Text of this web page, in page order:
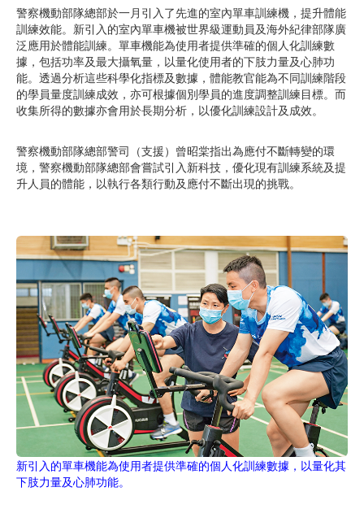
警察機動部隊總部於一月引入了先進的室內單車訓練機，提升體能
訓練效能。新引入的室內單車機被世界級運動員及海外紀律部隊廣
泛應用於體能訓練。單車機能為使用者提供準確的個人化訓練數
據，包括功率及最大攝氧量，以量化使用者的下肢力量及心肺功
能。透過分析這些科學化指標及數據，體能教官能為不同訓練階段
的學員量度訓練成效，亦可根據個別學員的進度調整訓練目標。而
收集所得的數據亦會用於長期分析，以優化訓練設計及成效。
警察機動部隊總部警司（支援）曾昭棠指出為應付不斷轉變的環
境，警察機動部隊總部會嘗試引入新科技，優化現有訓練系統及提
升人員的體能，以執行各類行動及應付不斷出現的挑戰。
新引入的單車機能為使用者提供準確的個人化訓練數據，以量化其
下肢力量及心肺功能。